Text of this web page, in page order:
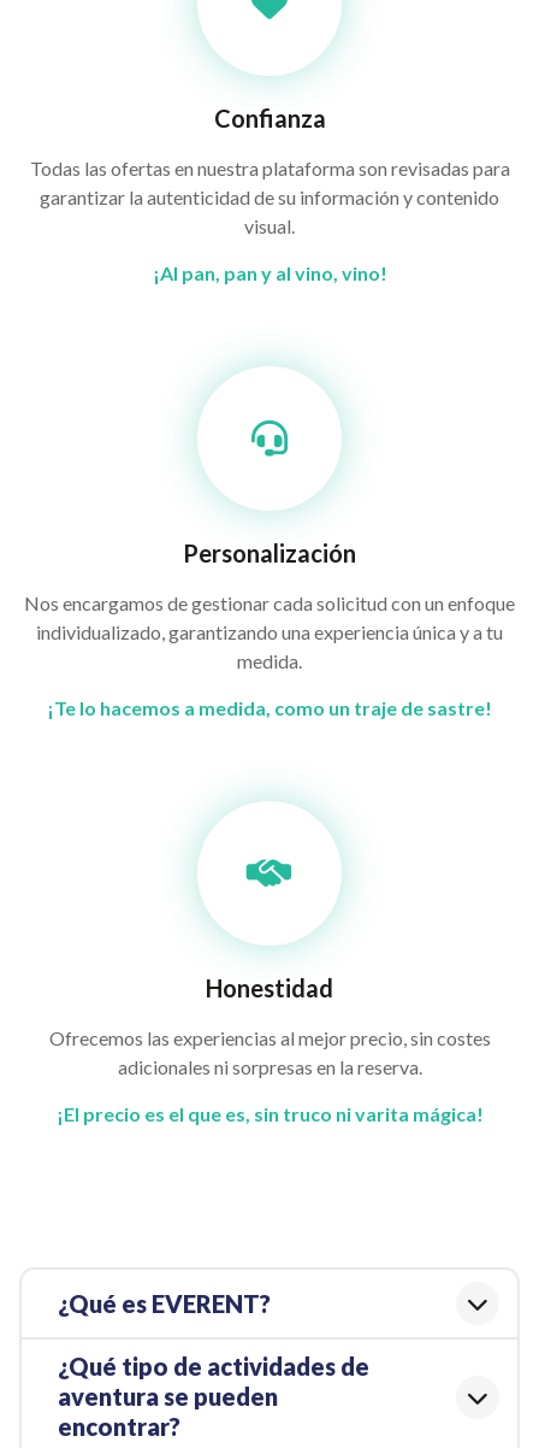
Confianza
Todas las ofertas en nuestra plataforma son revisadas para
garantizar la autenticidad de su información y contenido
visual.
¡Al pan, pan y al vino, vino!
Personalización
Nos encargamos de gestionar cada solicitud con un enfoque
individualizado, garantizando una experiencia única y a tu
medida.
¡Te lo hacemos a medida, como un traje de sastre!
Honestidad
Ofrecemos las experiencias al mejor precio, sin costes
adicionales ni sorpresas en la reserva.
¡El precio es el que es, sin truco ni varita mágica!
¿Qué es EVERENT?
¿Qué tipo de actividades de
aventura se pueden
encontrar?